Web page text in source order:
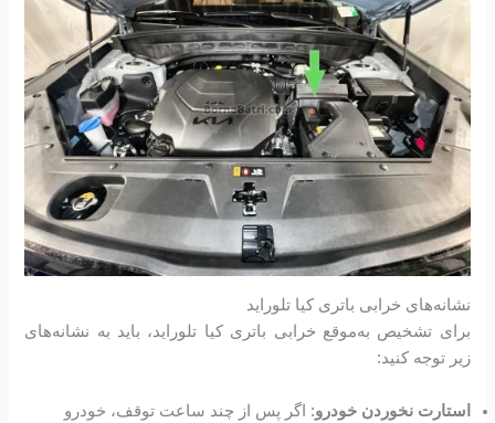
نشانه‌های خرابی باتری کیا تلوراید
برای تشخیص به‌موقع خرابی باتری کیا تلوراید، باید به نشانه‌های
زیر توجه کنید:
استارت نخوردن خودرو: اگر پس از چند ساعت توقف، خودرو